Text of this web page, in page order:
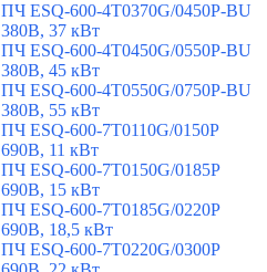
ПЧ ESQ-600-4T0370G/0450P-BU
380В, 37 кВт
ПЧ ESQ-600-4T0450G/0550P-BU
380В, 45 кВт
ПЧ ESQ-600-4T0550G/0750P-BU
380В, 55 кВт
ПЧ ESQ-600-7T0110G/0150P
690В, 11 кВт
ПЧ ESQ-600-7T0150G/0185P
690В, 15 кВт
ПЧ ESQ-600-7T0185G/0220P
690В, 18,5 кВт
ПЧ ESQ-600-7T0220G/0300P